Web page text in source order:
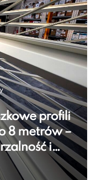
profili
8 metrów –
i